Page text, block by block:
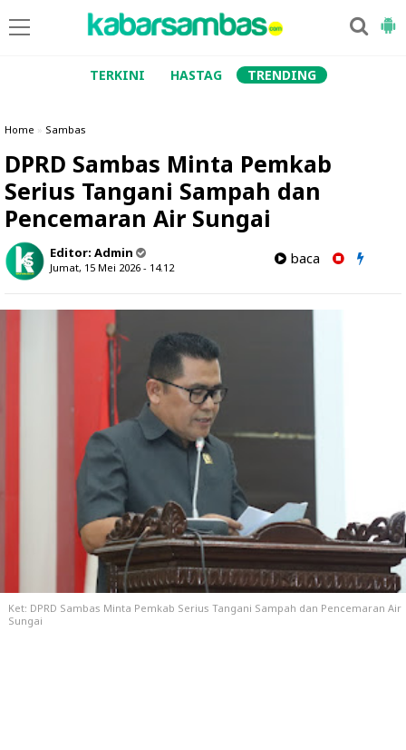
TERKINI HASTAG TRENDING
Home » Sambas
DPRD Sambas Minta Pemkab
Serius Tangani Sampah dan
Pencemaran Air Sungai
Editor: Admin
Jumat, 15 Mei 2026 - 14.12
baca
Ket: DPRD Sambas Minta Pemkab Serius Tangani Sampah dan Pencemaran Air
Sungai